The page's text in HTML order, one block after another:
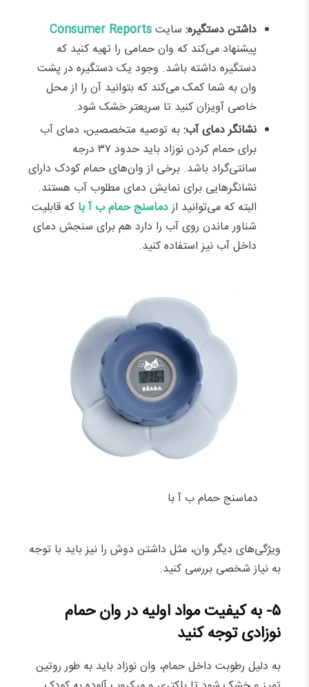
داشتن دستگیره: سایتConsumer Reports
پیشنهاد می‌کند که وان حمامی را تهیه کنید که
دستگیره داشته باشد. وجود یک دستگیره در پشت
وان به شما کمک می‌کند که بتوانید آن را از محل
خاصی آویزان کنید تا سریعتر خشک شود.
نشانگر دمای آب:به توصیه متخصصین، دمای آب
برای حمام کردن نوزاد باید حدود ۳۷ درجه
سانتی‌گراد باشد. برخی از وان‌های حمام کودک دارای
نشانگرهایی برای نمایش دمای مطلوب آب هستند.
البته که می‌توانید ازدماسنج حمام ب آ با که قابلیت
شناور ماندن روی آب را دارد هم برای سنجش دمای
داخل آب نیز استفاده کنید.
دماسنج حمام ب آ با
ویژگی‌های دیگر وان، مثل داشتن دوش را نیز باید با توجه
به نیاز شخصی بررسی کنید.
۵- به کیفیت مواد اولیه در وان حمام
نوزادی توجه کنید
به دلیل رطوبت داخل حمام، وان نوزاد باید به طور روتین